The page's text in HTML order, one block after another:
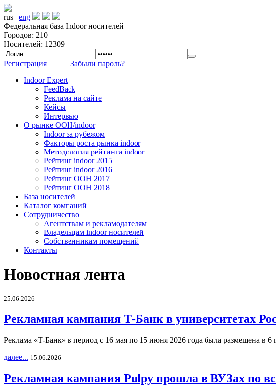
rus | eng
Федеральная база Indoor носителей
Городов: 210
Носителей: 12309
Регистрация
Забыли пароль?
Indoor Expert
FeedBack
Реклама на сайте
Кейсы
Интервью
О рынке OOH/indoor
Indoor за рубежом
Факторы роста рынка indoor
Методология рейтинга indoor
Рейтинг indoor 2015
Рейтинг indoor 2016
Рейтинг OOH 2017
Рейтинг OOH 2018
База носителей
Каталог компаний
Сотрудничество
Агентствам и рекламодателям
Владельцам indoor носителей
Собственникам помещений
Контакты
Новостная лента
25.06.2026
Рекламная кампания Т-Банк в университетах
Реклама «Т-Банк» в период с 16 мая по 15 июня 2026 года была размещена в
далее... 15.06.2026
Рекламная кампания Pulpy прошла в ВУЗах по